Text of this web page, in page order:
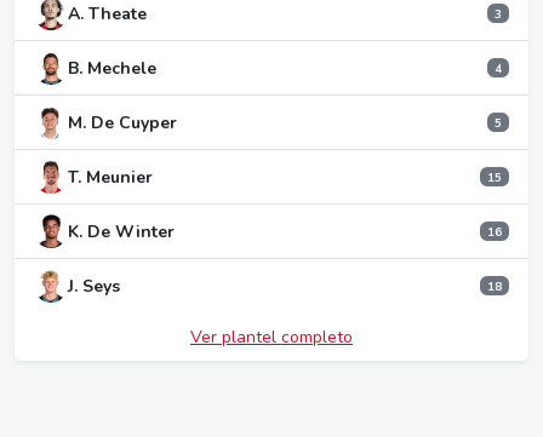
A. Theate 3
B. Mechele 4
M. De Cuyper 5
T. Meunier 15
K. De Winter 16
J. Seys 18
Ver plantel completo